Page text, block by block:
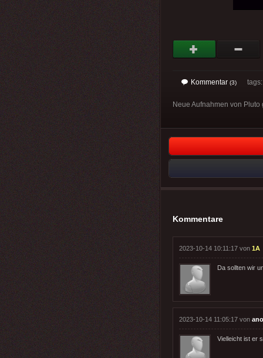
Kommentar (3)
Neue Aufnahmen von
Kommentare
2023-10-14 10:11:17 von 1A
Da sollten wir
2023-10-14 11:05:17 von
Vielleicht ist er